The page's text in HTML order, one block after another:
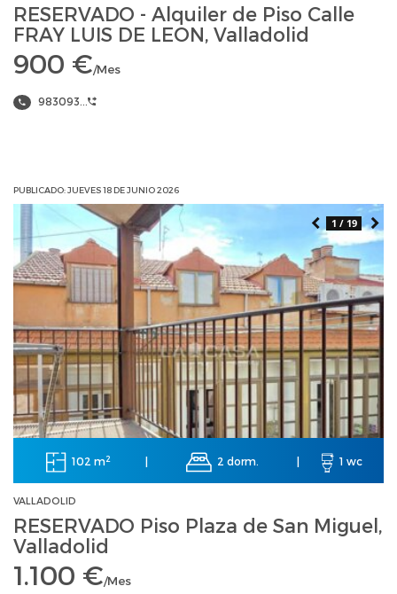
RESERVADO - Alquiler de Piso Calle
FRAY LUIS DE LEON, Valladolid
900 €/Mes
983093...
PUBLICADO: JUEVES 18 DE JUNIO 2026
1 / 19
102 m2 2 dorm. 1 wc
VALLADOLID
RESERVADO Piso Plaza de San Miguel,
Valladolid
1.100 €/Mes